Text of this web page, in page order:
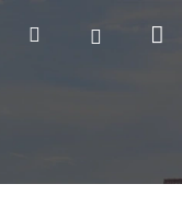
Hledat Přihlášení